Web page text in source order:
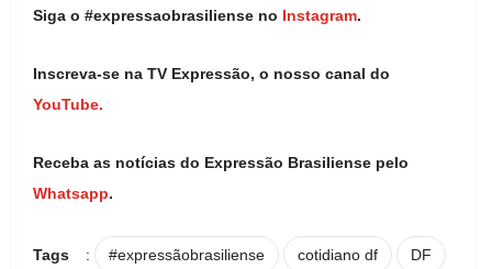
Siga o #expressaobrasiliense no Instagram.
Inscreva-se na TV Expressão, o nosso canal do
YouTube.
Receba as notícias do Expressão Brasiliense pelo
Whatsapp.
Tags : #expressãobrasiliense cotidiano df DF